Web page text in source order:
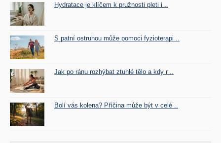
Hydratace je klíčem k pružnosti pleti i ..
S patní ostruhou může pomoci fyzioterapi ..
Jak po ránu rozhýbat ztuhlé tělo a kdy r ..
Bolí vás kolena? Příčina může být v celé ..